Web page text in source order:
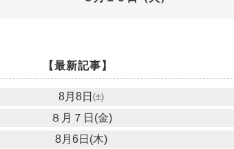
【最新記事】
8月8日㈯
８月７日(金)
8月6日(木)